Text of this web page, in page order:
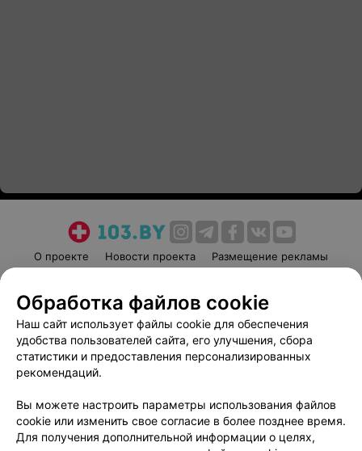
О проекте Новости проекта
Размещение рекламы
Пользовательское соглашение
Способы оплаты
Вакансии
Партнеры
Написать руководителю 103.by
Обработка персональных данных
Обработка файлов cookie
Наш сайт использует файлы cookie для обеспечения
удобства пользователей сайта, его улучшения, сбора
статистики и предоставления персонализированных
рекомендаций.
Вы можете настроить параметры использования файлов
cookie или изменить свое согласие в более позднее время.
Для получения дополнительной информации о целях,